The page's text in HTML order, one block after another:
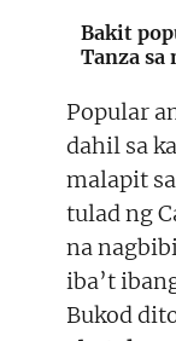
Bakit
Tanza sa
Popular
dahil sa
malapit
tulad ng
na
iba’t
Bukod